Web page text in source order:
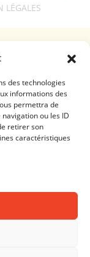
des technologies
informations des
permettra de
ou les ID
retirer son
caractéristiques
LÉGALES